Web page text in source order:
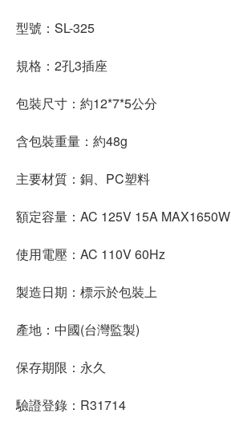
型號：SL-325
規格：2孔3插座
包裝尺寸：約12*7*5公分
含包裝重量：約48g
主要材質：銅、PC塑料
額定容量：AC 125V 15A MAX1650W
使用電壓：AC 110V 60Hz
製造日期：標示於包裝上
產地：中國(台灣監製)
保存期限：永久
驗證登錄：R31714